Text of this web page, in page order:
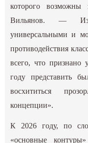
которого возможны
Вильянов. —
универсальными и
противодействия
всего, что признано
году представить
восхититься
концепции».
К 2026 году, по
«основные